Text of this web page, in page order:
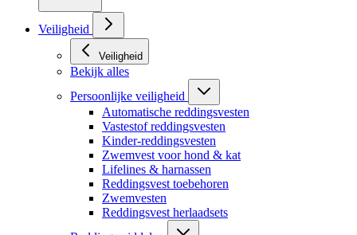
Veiligheid
Veiligheid
Bekijk alles
Persoonlijke veiligheid
Automatische reddingsvesten
Vastestof reddingsvesten
Kinder-reddingsvesten
Zwemvest voor hond & kat
Lifelines & harnassen
Reddingsvest toebehoren
Zwemvesten
Reddingsvest herlaadsets